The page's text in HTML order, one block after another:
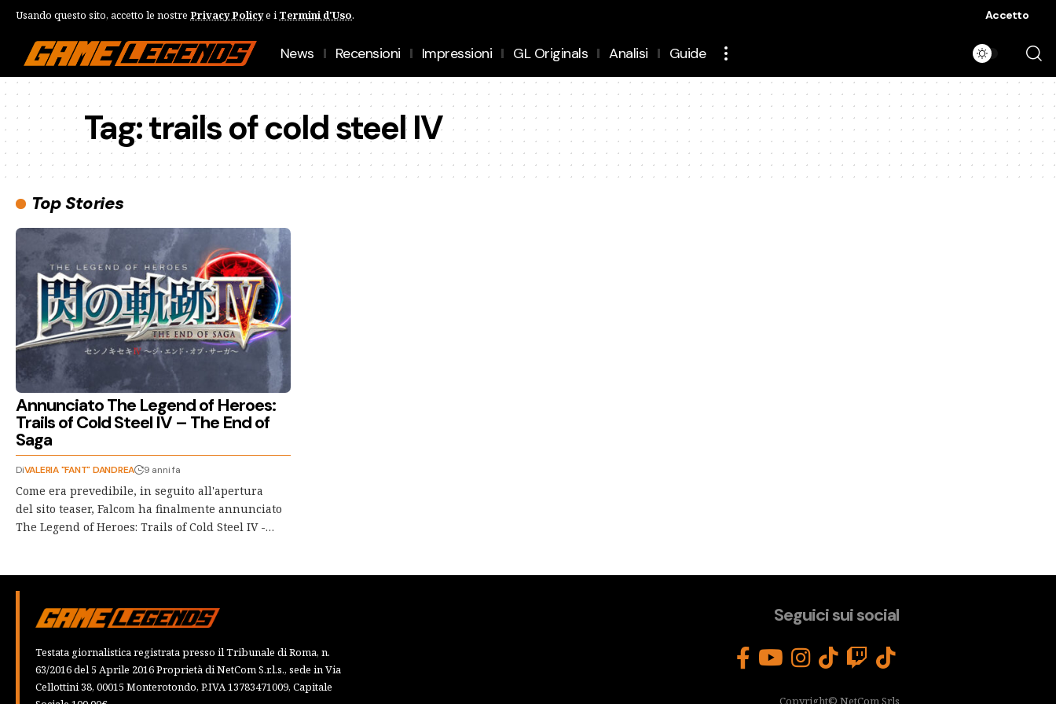
Usando questo sito, accetto le nostre Privacy Policye i Termini d'Uso. Accetto
News Recensioni Impressioni GL Originals Analisi Guide
Tag:trails of cold steel IV
Top Stories
Annunciato The Legend of Heroes:
Trails of Cold Steel IV – The End of
Saga
DiVALERIA "FANT" DANDREA 9 anni fa
Come era prevedibile, in seguito all'apertura
del sito teaser, Falcom ha finalmente annunciato
The Legend of Heroes: Trails of Cold Steel IV -…
Testata giornalistica registrata presso il Tribunale di Roma, n.
63/2016 del 5 Aprile 2016 Proprietà di NetCom S.r.l.s., sede in Via
Cellottini 38, 00015 Monterotondo, P.IVA 13783471009, Capitale
Seguici sui social
Copyright© NetCom Srls